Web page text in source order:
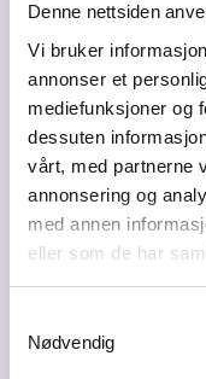
Denne nettsiden
Vi bruker
annonser et
mediefunksjoner og
dessuten
vårt, med partnerne
annonsering og
med annen
eller som de har
tjenestene deres.
Nødvendig
Besøksadresse
Storgata 6, 2050
Postadresse
Myrringen 82,
Bransje